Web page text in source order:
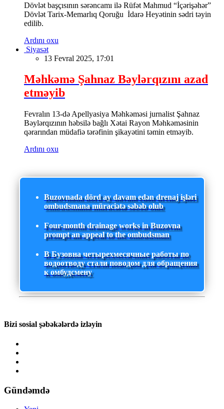
Dövlət başçısının sərəncamı ilə Rüfət Mahmud “İçərişəhər”
Dövlət Tarix-Memarlıq Qoruğu İdarə Heyətinin sədri təyin
edilib.
Ardını oxu
Siyasət
13 Fevral 2025, 17:01
Məhkəmə Şahnaz Bəylərqızını azad
etməyib
Fevralın 13-də Apellyasiya Məhkəməsi jurnalist Şahnaz
Bəylərqızının həbsilə bağlı Xətai Rayon Məhkəməsinin
qərarından müdafiə tərəfinin şikayətini təmin etməyib.
Ardını oxu
Buzovnada dörd ay davam edən drenaj işləri
ombudsmana müraciətə səbəb olub
Four-month drainage works in Buzovna
prompt an appeal to the ombudsman
В Бузовна четырехмесячные работы по
водоотводу стали поводом для обращения
к омбудсмену
Bizi sosial şəbəkələrdə izləyin
Gündəmdə